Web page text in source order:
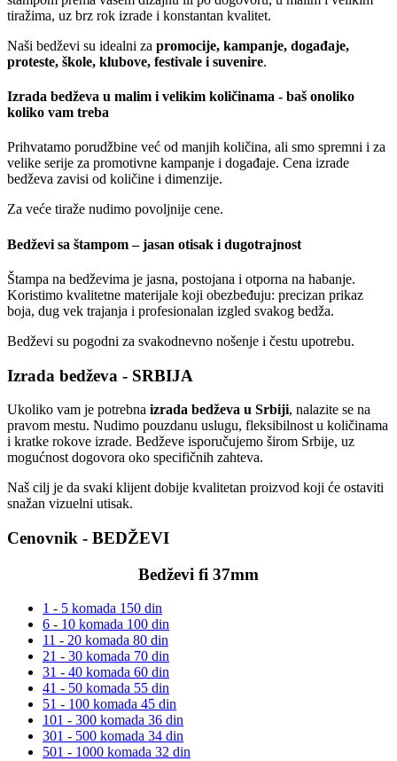
tiražima, uz brz rok izrade i konstantan kvalitet.
Naši bedževi su idealni za promocije, kampanje, događaje,
proteste, škole, klubove, festivale i suvenire.
Izrada bedževa u malim i velikim količinama - baš onoliko
koliko vam treba
Prihvatamo porudžbine već od manjih količina, ali smo spremni i za
velike serije za promotivne kampanje i događaje. Cena izrade
bedževa zavisi od količine i dimenzije.
Za veće tiraže nudimo povoljnije cene.
Bedževi sa štampom – jasan otisak i dugotrajnost
Štampa na bedževima je jasna, postojana i otporna na habanje.
Koristimo kvalitetne materijale koji obezbeđuju: precizan prikaz
boja, dug vek trajanja i profesionalan izgled svakog bedža.
Bedževi su pogodni za svakodnevno nošenje i čestu upotrebu.
Izrada bedževa - SRBIJA
Ukoliko vam je potrebna izrada bedževa u Srbiji, nalazite se na
pravom mestu. Nudimo pouzdanu uslugu, fleksibilnost u količinama
i kratke rokove izrade. Bedževe isporučujemo širom Srbije, uz
mogućnost dogovora oko specifičnih zahteva.
Naš cilj je da svaki klijent dobije kvalitetan proizvod koji će ostaviti
snažan vizuelni utisak.
Cenovnik - BEDŽEVI
Bedževi fi 37mm
1 - 5 komada 150 din
6 - 10 komada 100 din
11 - 20 komada 80 din
21 - 30 komada 70 din
31 - 40 komada 60 din
41 - 50 komada 55 din
51 - 100 komada 45 din
101 - 300 komada 36 din
301 - 500 komada 34 din
501 - 1000 komada 32 din